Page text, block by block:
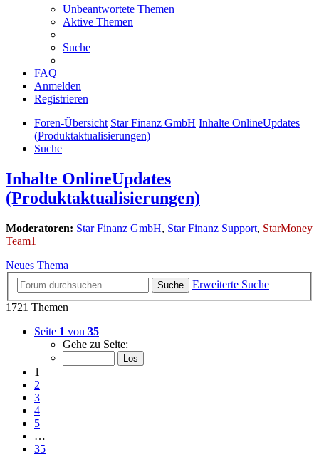
Unbeantwortete Themen
Aktive Themen
Suche
FAQ
Anmelden
Registrieren
Foren-Übersicht Star Finanz GmbH Inhalte OnlineUpdates
(Produktaktualisierungen)
Suche
Inhalte OnlineUpdates
(Produktaktualisierungen)
Moderatoren: Star Finanz GmbH, Star Finanz Support, StarMoney
Team1
Neues Thema
Suche
Erweiterte Suche
1721 Themen
Seite 1 von 35
Gehe zu Seite:
1
2
3
4
5
…
35